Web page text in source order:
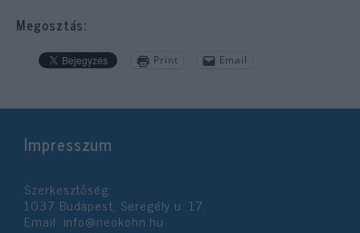
Megosztás:
Print Email
Impresszum
Szerkesztőség:
1037 Budapest, Seregély u. 17.
Email: info@neokohn.hu